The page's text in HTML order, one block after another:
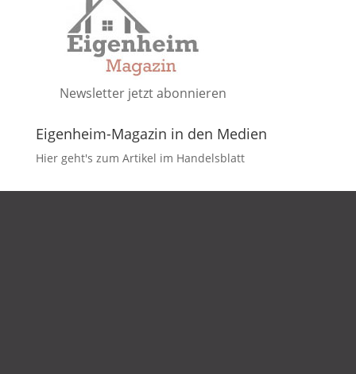
Newsletter jetzt abonnieren
Eigenheim-Magazin in den Medien
Hier geht's zum Artikel im Handelsblatt
DATENSCHUTZ